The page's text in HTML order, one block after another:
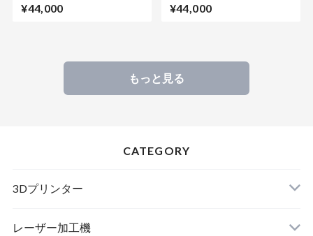
¥44,000 ¥44,000
もっと見る
CATEGORY
3Dプリンター
レーザー加工機